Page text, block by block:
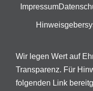
Impressum
Wir legen Wert auf
Transparenz. Für
folgenden Link